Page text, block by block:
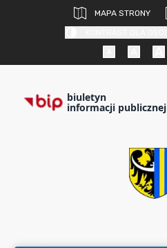
MAPA STRONY
biuletyn
informacji publicznej